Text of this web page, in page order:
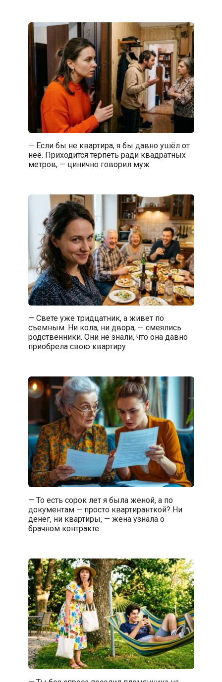
— Если бы не квартира, я бы давно ушёл от
неё. Приходится терпеть ради квадратных
метров, — цинично говорил муж
— Свете уже тридцатник, а живет по
съемным. Ни кола, ни двора, — смеялись
родственники. Они не знали, что она давно
приобрела свою квартиру
— То есть сорок лет я была женой, а по
документам — просто квартиранткой? Ни
денег, ни квартиры, — жена узнала о
брачном контракте